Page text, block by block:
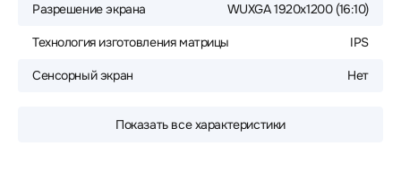
Разрешение экрана WUXGA 1920x1200 (16:10)
Технология изготовления матрицы IPS
Сенсорный экран Нет
Показать все характеристики